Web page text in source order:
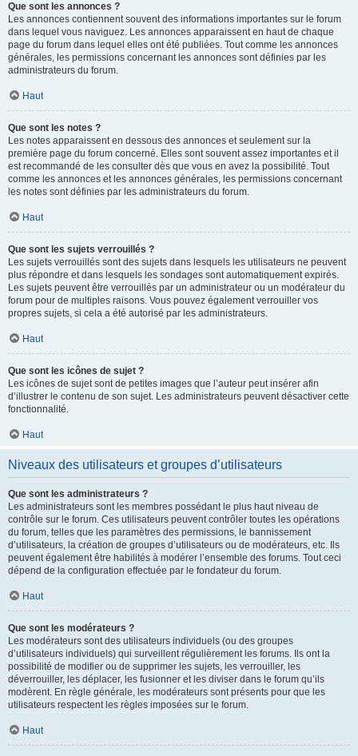
Que sont les annonces ?
Les annonces contiennent souvent des informations importantes sur le forum
dans lequel vous naviguez. Les annonces apparaissent en haut de chaque
page du forum dans lequel elles ont été publiées. Tout comme les annonces
générales, les permissions concernant les annonces sont définies par les
administrateurs du forum.
Haut
Que sont les notes ?
Les notes apparaissent en dessous des annonces et seulement sur la
première page du forum concerné. Elles sont souvent assez importantes et il
est recommandé de les consulter dès que vous en avez la possibilité. Tout
comme les annonces et les annonces générales, les permissions concernant
les notes sont définies par les administrateurs du forum.
Haut
Que sont les sujets verrouillés ?
Les sujets verrouillés sont des sujets dans lesquels les utilisateurs ne peuvent
plus répondre et dans lesquels les sondages sont automatiquement expirés.
Les sujets peuvent être verrouillés par un administrateur ou un modérateur du
forum pour de multiples raisons. Vous pouvez également verrouiller vos
propres sujets, si cela a été autorisé par les administrateurs.
Haut
Que sont les icônes de sujet ?
Les icônes de sujet sont de petites images que l’auteur peut insérer afin
d’illustrer le contenu de son sujet. Les administrateurs peuvent désactiver cette
fonctionnalité.
Haut
Niveaux des utilisateurs et groupes d’utilisateurs
Que sont les administrateurs ?
Les administrateurs sont les membres possédant le plus haut niveau de
contrôle sur le forum. Ces utilisateurs peuvent contrôler toutes les opérations
du forum, telles que les paramètres des permissions, le bannissement
d’utilisateurs, la création de groupes d’utilisateurs ou de modérateurs, etc. Ils
peuvent également être habilités à modérer l’ensemble des forums. Tout ceci
dépend de la configuration effectuée par le fondateur du forum.
Haut
Que sont les modérateurs ?
Les modérateurs sont des utilisateurs individuels (ou des groupes
d’utilisateurs individuels) qui surveillent régulièrement les forums. Ils ont la
possibilité de modifier ou de supprimer les sujets, les verrouiller, les
déverrouiller, les déplacer, les fusionner et les diviser dans le forum qu’ils
modèrent. En règle générale, les modérateurs sont présents pour que les
utilisateurs respectent les règles imposées sur le forum.
Haut